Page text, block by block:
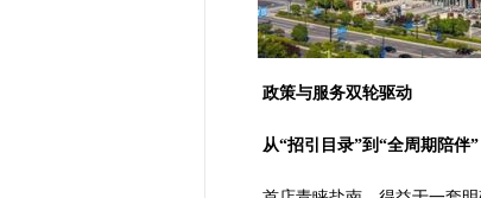
政策与服务双轮驱动
从“招引目录”到“全周期陪伴”